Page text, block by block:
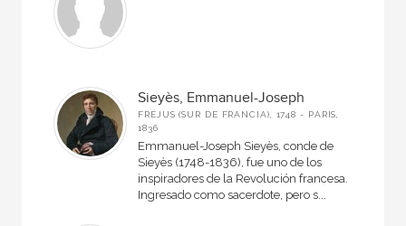
Sieyès, Emmanuel-Joseph
FRÉJUS (SUR DE FRANCIA), 1748 - PARIS,
1836
Emmanuel-Joseph Sieyès, conde de
Sieyès (1748-1836), fue uno de los
inspiradores de la Revolución francesa.
Ingresado como sacerdote, pero s...